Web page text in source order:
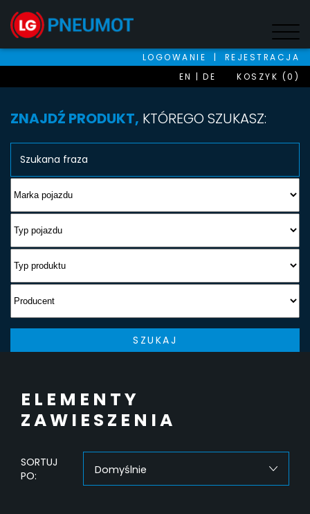
LOGOWANIE |
REJESTRACJA
EN
DE KOSZYK (0)
ZNAJDŹ PRODUKT, KTÓREGO SZUKASZ:
SZUKAJ
ELEMENTY
ZAWIESZENIA
SORTUJ
PO:
Domyślnie